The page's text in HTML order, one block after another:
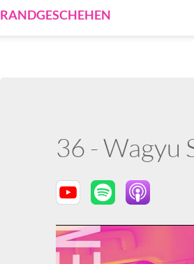
RANDGESCHEHEN
36 - Wagyu